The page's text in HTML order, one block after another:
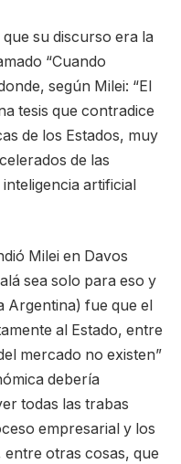
su discurso era la
“Cuando
según Milei: “El
tesis que contradice
de los Estados, muy
de las
artificial
Milei en Davos
sea solo para eso y
Argentina) fue que el
al Estado, entre
mercado no existen”
debería
todas las trabas
empresarial y los
entre otras cosas, que